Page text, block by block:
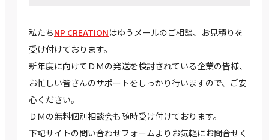
私たちNP CREATIONはゆうメールのご相談、お見積りを
受け付けております。
新年度に向けてＤＭの発送を検討されている企業の皆様、
お忙しい皆さんのサポートをしっかり行いますので、ご安
心ください。
ＤＭの無料個別相談会も随時受け付けております。
下記サイトの問い合わせフォームよりお気軽にお問合せく